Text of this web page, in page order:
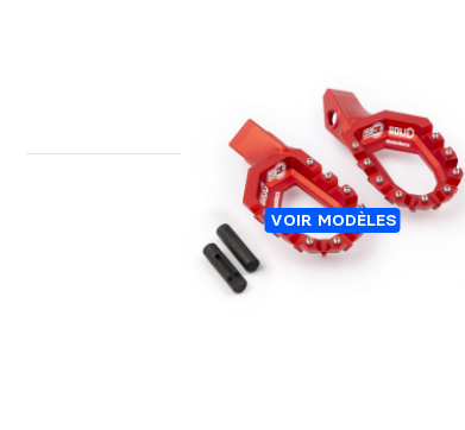
VOIR MODÈLES
REPOSES PIEDS TRIAL SOLID
HARDROCK